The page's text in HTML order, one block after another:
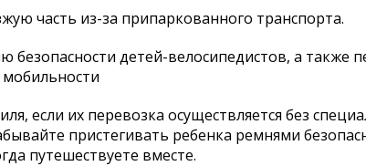
часть из-за припаркованного транспорта.
безопасности детей-велосипедистов, а также
если их перевозка осуществляется без
пристегивать ребенка ремнями
путешествуете вместе.